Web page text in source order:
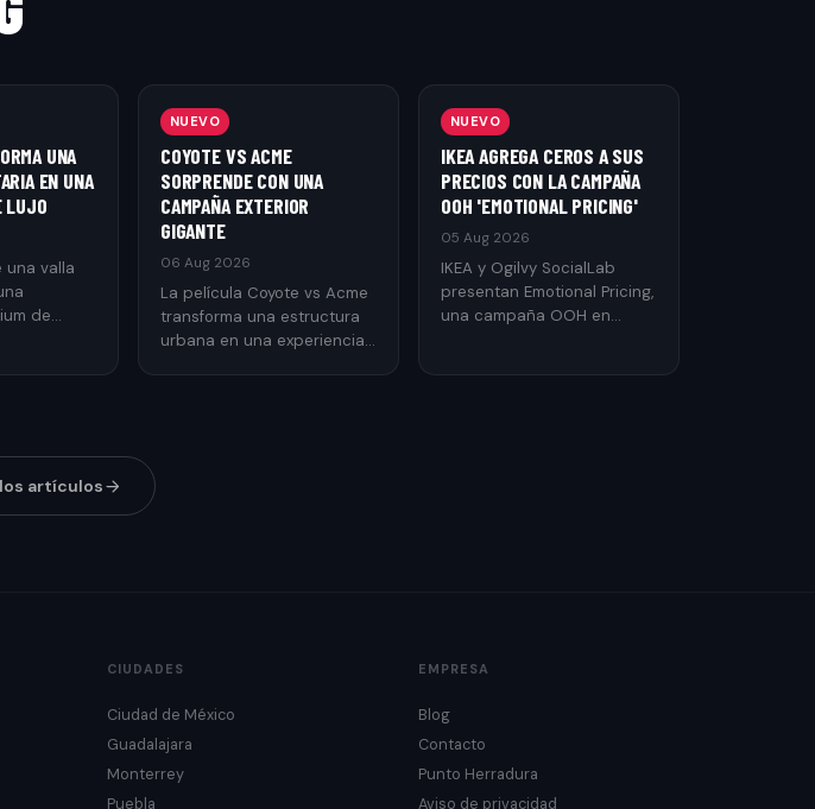
UNA
EN UNA
LUJO
una valla
de
NUEVO
COYOTE VS ACME
SORPRENDE CON UNA
CAMPAÑA EXTERIOR
GIGANTE
06 Aug 2026
La película Coyote vs Acme
transforma una estructura
urbana en una experiencia
NUEVO
IKEA AGREGA CEROS A SUS
PRECIOS CON LA CAMPAÑA
OOH 'EMOTIONAL PRICING'
05 Aug 2026
IKEA y Ogilvy SocialLab
presentan Emotional Pricing,
una campaña OOH en
artículos
CIUDADES
Ciudad de México
Guadalajara
Monterrey
Puebla
EMPRESA
Blog
Contacto
Punto Herradura
Aviso de privacidad